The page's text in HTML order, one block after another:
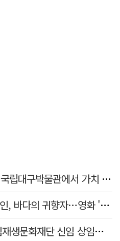
"평생 그려온 복식인물화, 국립대구박물관에서 가치 있게 활용되길"
[금주의 이슈] 하늘의 외계인, 바다의 귀향자…영화 '호프'와 '오디세이'
[차 한 잔] 최현묵 중구도심재생문화재단 신임 상임이사 "서문시장·경상감영 등 지역 자원 활용…문화의 일상화"